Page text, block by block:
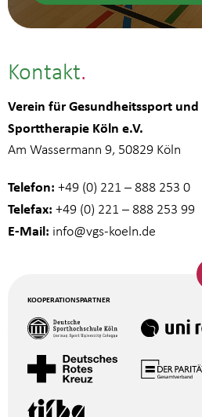
Kontakt
Verein für Gesundheitssport und
Sporttherapie Köln e.V.
Am Wassermann 9, 50829 Köln
Telefon: +49 (0) 221 – 888 253 0
Telefax: +49 (0) 221 – 888 253 99
E-Mail: info@vgs-koeln.de
KOOPERATIONSPARTNER